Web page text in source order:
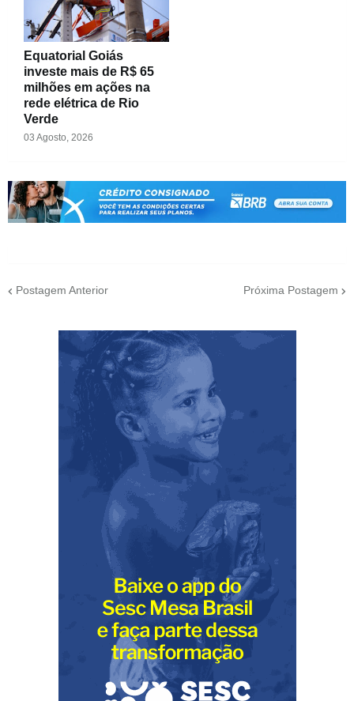
Equatorial Goiás
investe mais de R$ 65
milhões em ações na
rede elétrica de Rio
Verde
03 Agosto, 2026
Postagem Anterior Próxima Postagem